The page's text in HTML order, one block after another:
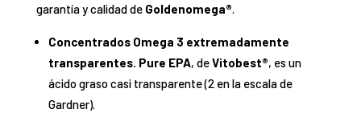
garantía y calidad de Goldenomega®.
Concentrados Omega 3 extremadamente
transparentes. Pure EPA, deVitobest®, es un
ácido graso casi transparente (2 en la escala de
Gardner).